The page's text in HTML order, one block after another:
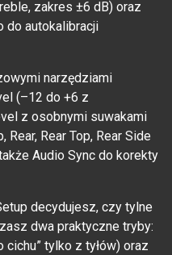
zakres ±6 dB) oraz
do autokalibracji
narzędziami
(–12 do +6 z
z osobnymi suwakami
Rear, Rear Top, Rear Side
Audio Sync do korekty
decydujesz, czy tylne
dwa praktyczne tryby:
cichu” tylko z tyłów) oraz